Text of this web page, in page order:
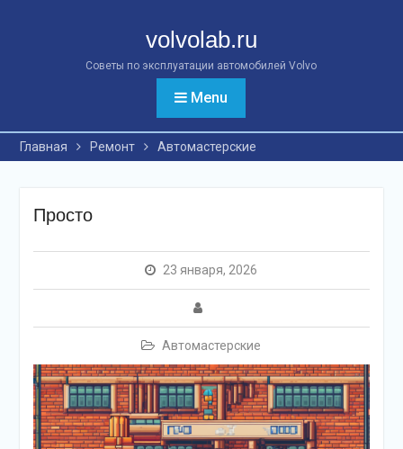
volvolab.ru
Советы по эксплуатации автомобилей Volvo
Menu
Главная Ремонт Автомастерские
Просто
23 января, 2026
Автомастерские